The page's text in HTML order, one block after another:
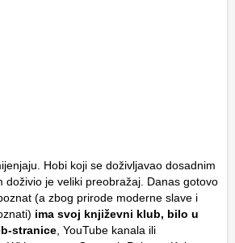
Hobi koji se doživljavao dosadnim
doživio je veliki preobražaj. Danas gotovo
(a zbog prirode moderne slave i
ima svoj književni klub, bilo u
stranice, YouTube kanala ili